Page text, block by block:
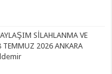
SİLAHLANMA VE
TEMMUZ 2026 ANKARA